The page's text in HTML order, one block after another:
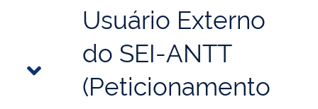
Usuário Externo
do SEI-ANTT
(Peticionamento